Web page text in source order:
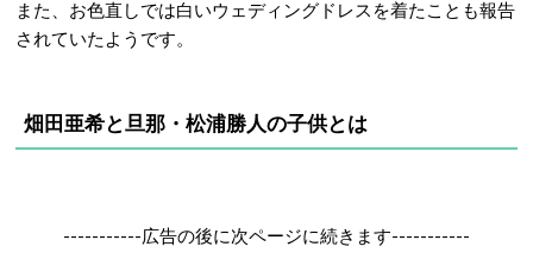
また、お色直しでは白いウェディングドレスを着たことも報告
されていたようです。
畑田亜希と旦那・松浦勝人の子供とは
-----------広告の後に次ページに続きます-----------